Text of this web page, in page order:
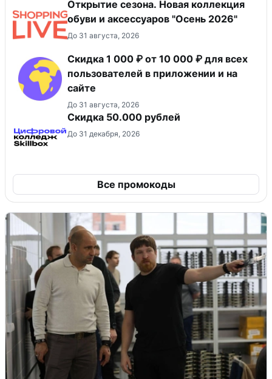
Открытие сезона. Новая коллекция
обуви и аксессуаров "Осень 2026"
До 31 августа, 2026
Скидка 1 000 ₽ от 10 000 ₽ для всех
пользователей в приложении и на
сайте
До 31 августа, 2026
Скидка 50.000 рублей
До 31 декабря, 2026
Все промокоды